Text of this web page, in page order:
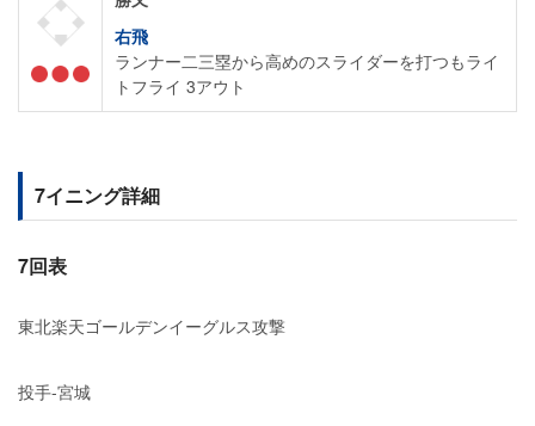
右飛
ランナー二三塁から高めのスライダーを打つもライ
トフライ 3アウト
7イニング詳細
7回表
東北楽天ゴールデンイーグルス攻撃
投手-宮城